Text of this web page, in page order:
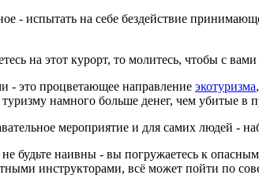
- испытать на себе бездействие
на этот курорт, то молитесь, чтобы с
- это процветающее направление экотуризма
намного больше денег, чем убитые в
мероприятие и для самих людей -
будьте наивны - вы погружаетесь к
инструкторами, всё может пойти по